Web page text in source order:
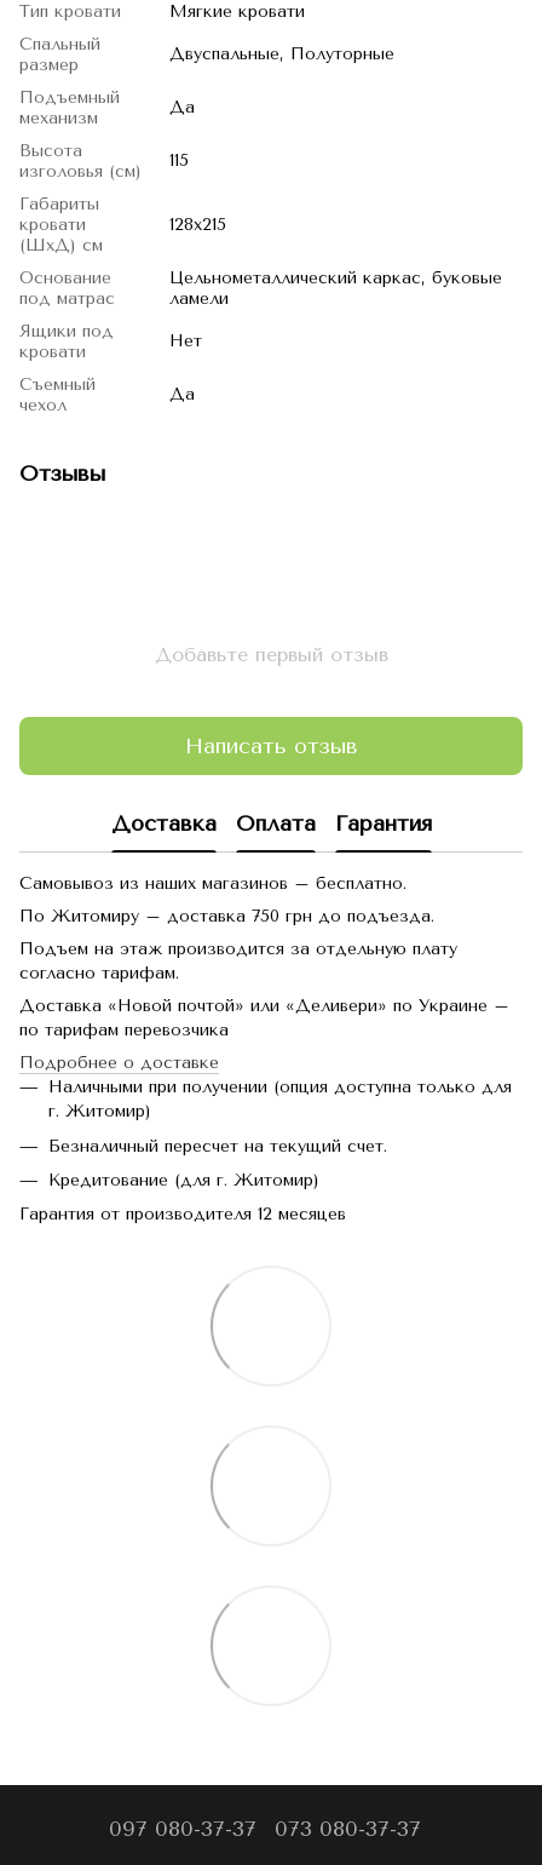
Тип кровати
Мягкие кровати
Спальный
размер
Двуспальные, Полуторные
Подъемный
механизм
Да
Высота
изголовья (см)
115
Габариты
кровати
(ШхД) см
128x215
Основание
под матрас
Цельнометаллический каркас, буковые
ламели
Ящики под
кровати
Нет
Съемный
чехол
Да
Отзывы
Добавьте первый отзыв
Написать отзыв
Доставка Оплата Гарантия
Самовывоз из наших магазинов – бесплатно.
По Житомиру – доставка 750 грн до подъезда.
Подъем на этаж производится за отдельную плату
согласно тарифам.
Доставка «Новой почтой» или «Деливери» по Украине –
по тарифам перевозчика
Подробнее о доставке
Наличными при получении (опция доступна только для
г. Житомир)
Безналичный пересчет на текущий счет.
Кредитование (для г. Житомир)
Гарантия от производителя 12 месяцев
097 080-37-37 073 080-37-37